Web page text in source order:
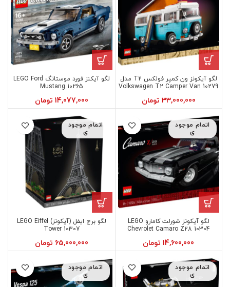
لگو آیکونز ون کمپر فولکس T2 مدل
10279 Volkswagen T2 Camper Van
33,000,000 تومان
لگو آیکنز فورد موستانگ LEGO Ford
Mustang 10265
14,077,000 تومان
اتمام موجود
ی
لگو آیکونز شورلت کامارو LEGO
Chevrolet Camaro Z28 10304
14,600,000 تومان
اتمام موجود
ی
لگو برج ایفل (آیکونز) LEGO Eiffel
Tower 10307
65,000,000 تومان
اتمام موجود
ی
اتمام موجود
ی